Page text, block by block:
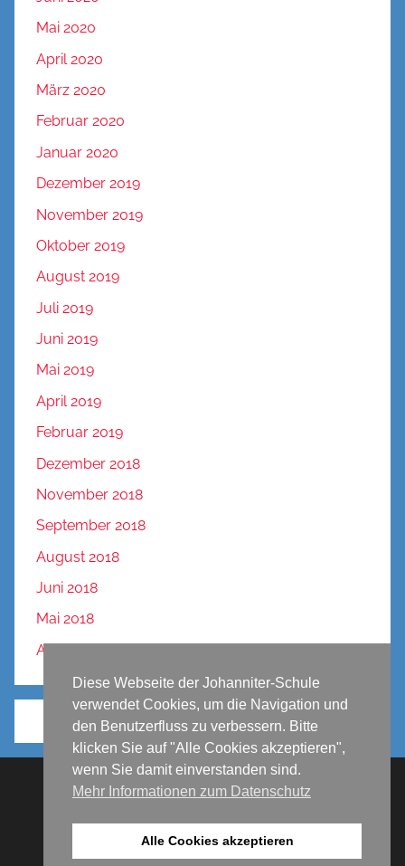
Mai 2020
April 2020
März 2020
Februar 2020
Januar 2020
Dezember 2019
November 2019
Oktober 2019
August 2019
Juli 2019
Juni 2019
Mai 2019
April 2019
Februar 2019
Dezember 2018
November 2018
September 2018
August 2018
Juni 2018
Mai 2018
April 2018
Impressum
Datenschutz
Diese Webseite der Johanniter-Schule
verwendet Cookies, um die Navigation und
den Benutzerfluss zu verbessern. Bitte
klicken Sie auf "Alle Cookies akzeptieren",
wenn Sie damit einverstanden sind.
Mehr Informationen zum Datenschutz
Alle Cookies akzeptieren